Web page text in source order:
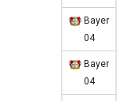
Bayer
04
Bayer
04